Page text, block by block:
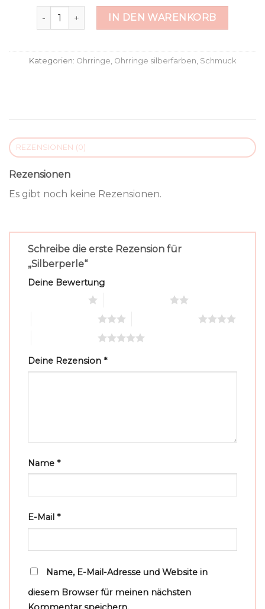
Silberperle MengeIN DEN WARENKORB
Kategorien: Ohrringe, Ohrringe silberfarben, Schmuck
REZENSIONEN (0)
Rezensionen
Es gibt noch keine Rezensionen.
Schreibe die erste Rezension für
„Silberperle“
Deine Bewertung
Deine Rezension *
Name *
E-Mail *
Name, E-Mail-Adresse und Website in
diesem Browser für meinen nächsten